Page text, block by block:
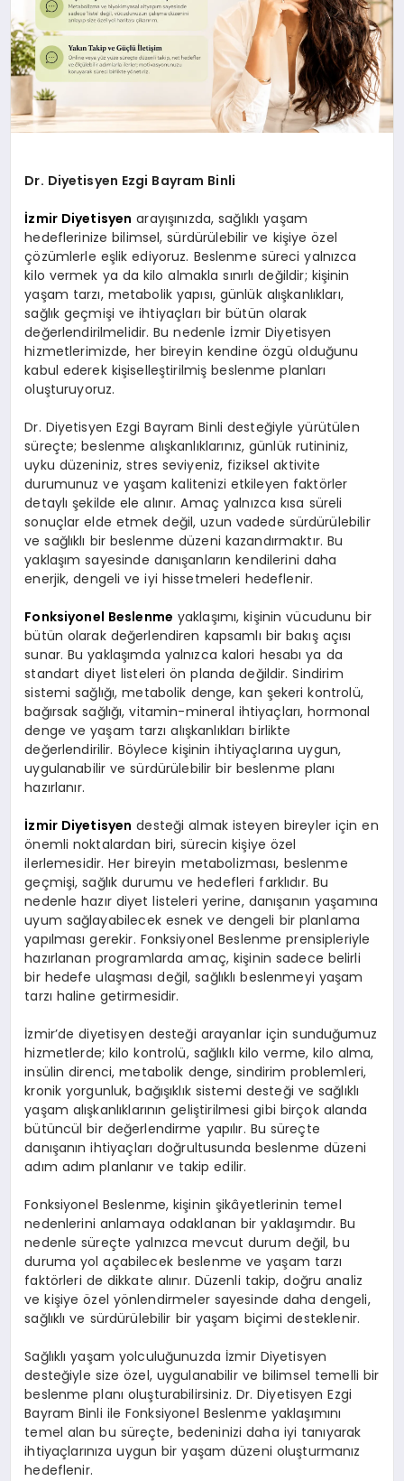
Dr. Diyetisyen Ezgi Bayram Binli
İzmir Diyetisyen arayışınızda, sağlıklı yaşam
hedeflerinize bilimsel, sürdürülebilir ve kişiye özel
çözümlerle eşlik ediyoruz. Beslenme süreci yalnızca
kilo vermek ya da kilo almakla sınırlı değildir; kişinin
yaşam tarzı, metabolik yapısı, günlük alışkanlıkları,
sağlık geçmişi ve ihtiyaçları bir bütün olarak
değerlendirilmelidir. Bu nedenle İzmir Diyetisyen
hizmetlerimizde, her bireyin kendine özgü olduğunu
kabul ederek kişiselleştirilmiş beslenme planları
oluşturuyoruz.
Dr. Diyetisyen Ezgi Bayram Binli desteğiyle yürütülen
süreçte; beslenme alışkanlıklarınız, günlük rutininiz,
uyku düzeniniz, stres seviyeniz, fiziksel aktivite
durumunuz ve yaşam kalitenizi etkileyen faktörler
detaylı şekilde ele alınır. Amaç yalnızca kısa süreli
sonuçlar elde etmek değil, uzun vadede sürdürülebilir
ve sağlıklı bir beslenme düzeni kazandırmaktır. Bu
yaklaşım sayesinde danışanların kendilerini daha
enerjik, dengeli ve iyi hissetmeleri hedeflenir.
Fonksiyonel Beslenme yaklaşımı, kişinin vücudunu bir
bütün olarak değerlendiren kapsamlı bir bakış açısı
sunar. Bu yaklaşımda yalnızca kalori hesabı ya da
standart diyet listeleri ön planda değildir. Sindirim
sistemi sağlığı, metabolik denge, kan şekeri kontrolü,
bağırsak sağlığı, vitamin-mineral ihtiyaçları, hormonal
denge ve yaşam tarzı alışkanlıkları birlikte
değerlendirilir. Böylece kişinin ihtiyaçlarına uygun,
uygulanabilir ve sürdürülebilir bir beslenme planı
hazırlanır.
İzmir Diyetisyen desteği almak isteyen bireyler için en
önemli noktalardan biri, sürecin kişiye özel
ilerlemesidir. Her bireyin metabolizması, beslenme
geçmişi, sağlık durumu ve hedefleri farklıdır. Bu
nedenle hazır diyet listeleri yerine, danışanın yaşamına
uyum sağlayabilecek esnek ve dengeli bir planlama
yapılması gerekir. Fonksiyonel Beslenme prensipleriyle
hazırlanan programlarda amaç, kişinin sadece belirli
bir hedefe ulaşması değil, sağlıklı beslenmeyi yaşam
tarzı haline getirmesidir.
İzmir’de diyetisyen desteği arayanlar için sunduğumuz
hizmetlerde; kilo kontrolü, sağlıklı kilo verme, kilo alma,
insülin direnci, metabolik denge, sindirim problemleri,
kronik yorgunluk, bağışıklık sistemi desteği ve sağlıklı
yaşam alışkanlıklarının geliştirilmesi gibi birçok alanda
bütüncül bir değerlendirme yapılır. Bu süreçte
danışanın ihtiyaçları doğrultusunda beslenme düzeni
adım adım planlanır ve takip edilir.
Fonksiyonel Beslenme, kişinin şikâyetlerinin temel
nedenlerini anlamaya odaklanan bir yaklaşımdır. Bu
nedenle süreçte yalnızca mevcut durum değil, bu
duruma yol açabilecek beslenme ve yaşam tarzı
faktörleri de dikkate alınır. Düzenli takip, doğru analiz
ve kişiye özel yönlendirmeler sayesinde daha dengeli,
sağlıklı ve sürdürülebilir bir yaşam biçimi desteklenir.
Sağlıklı yaşam yolculuğunuzda İzmir Diyetisyen
desteğiyle size özel, uygulanabilir ve bilimsel temelli bir
beslenme planı oluşturabilirsiniz. Dr. Diyetisyen Ezgi
Bayram Binli ile Fonksiyonel Beslenme yaklaşımını
temel alan bu süreçte, bedeninizi daha iyi tanıyarak
ihtiyaçlarınıza uygun bir yaşam düzeni oluşturmanız
hedeflenir.